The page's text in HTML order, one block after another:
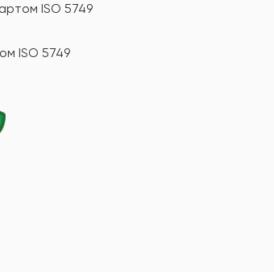
ISO 5749
ISO 5749